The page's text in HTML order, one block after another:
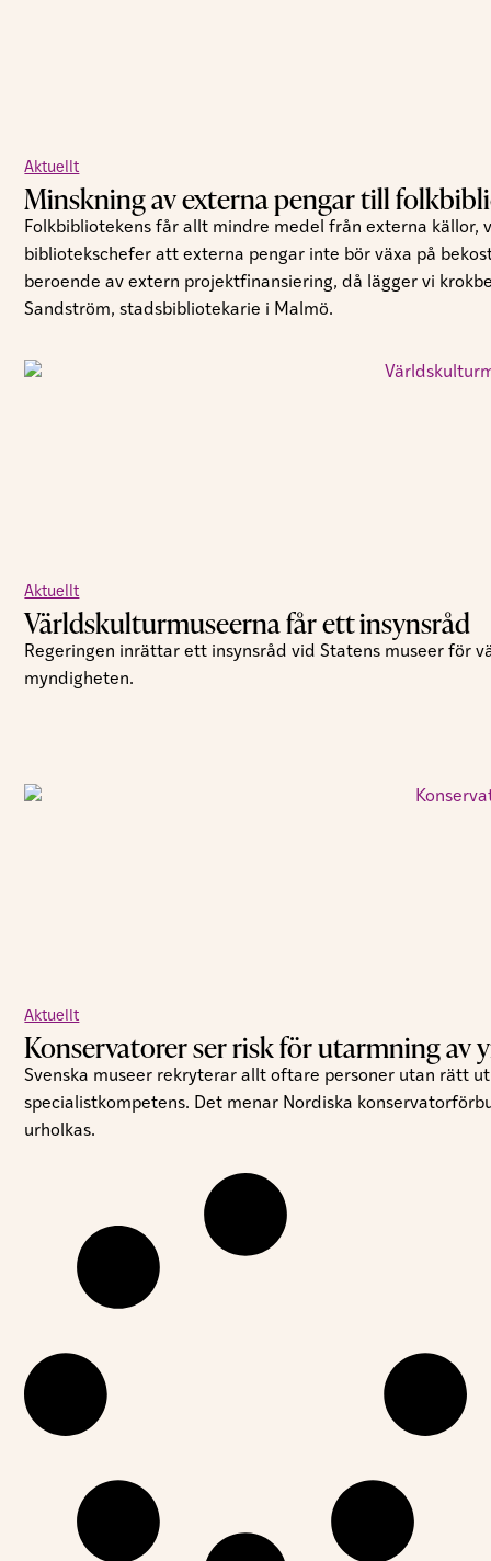
Aktuellt
Minskning av externa pengar till
Folkbibliotekens får allt mindre medel från externa källor,
bibliotekschefer att externa pengar inte bör växa på
beroende av extern projektfinansiering, då lägger vi
Sandström, stadsbibliotekarie i Malmö.
Aktuellt
Världskulturmuseerna får ett insynsråd
Regeringen inrättar ett insynsråd vid Statens museer för
myndigheten.
Aktuellt
Konservatorer ser risk för utarmning av
Svenska museer rekryterar allt oftare personer utan rätt
specialistkompetens. Det menar Nordiska
urholkas.